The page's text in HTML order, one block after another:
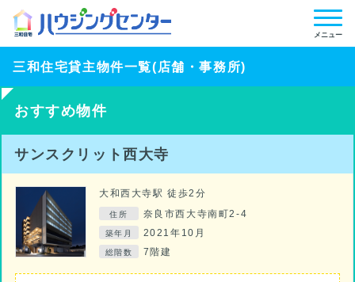
メニュー
三和住宅貸主物件一覧(店舗・事務所)
おすすめ物件
サンスクリット西大寺
大和西大寺駅 徒歩2分
住所 奈良市西大寺南町2-4
築年月 2021年10月
総階数 7階建